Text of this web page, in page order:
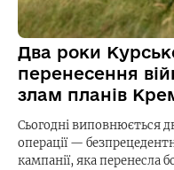
Два роки
перенесення
злам планів
Сьогодні виповнюється
операції —
кампанії, яка перенесла